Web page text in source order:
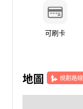
可刷卡
地圖 規劃路線